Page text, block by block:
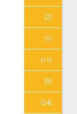
(2)
(1)
(11)
(5)
(24)